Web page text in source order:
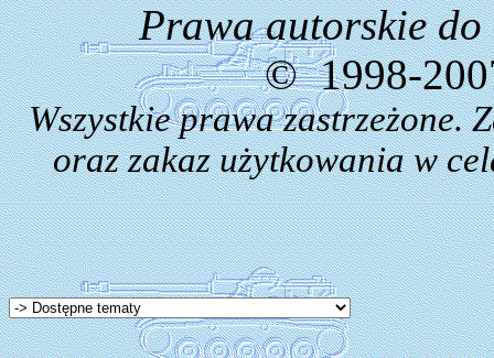
Prawa autorskie
©1998-
Wszystkie prawa zastrzeżone.
oraz zakaz użytkowania w